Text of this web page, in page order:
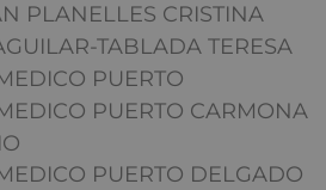
PLANELLES CRISTINA
TABLADA TERESA
PUERTO
PUERTO CARMONA
PUERTO DELGADO